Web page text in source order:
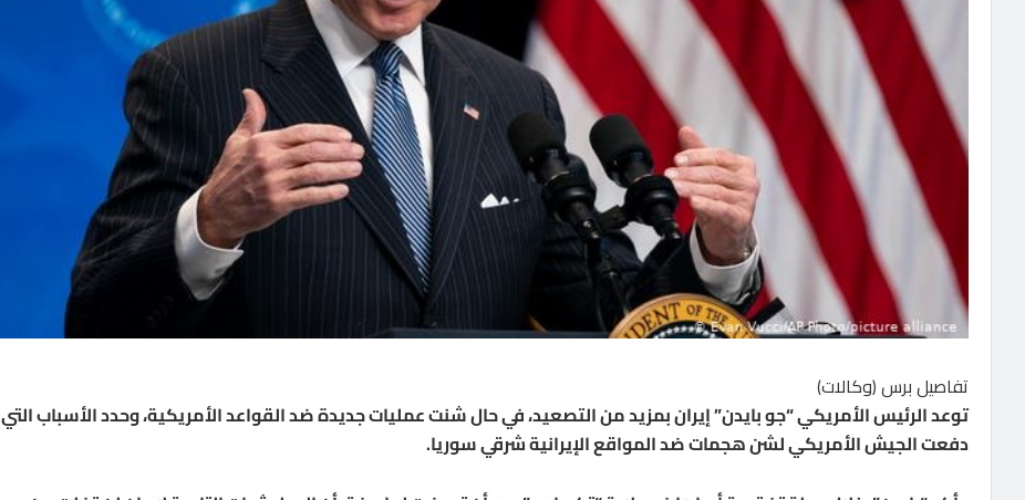
تفاصيل برس (وكالات)
توعد الرئيس الأمريكي “جو بايدن” إيران بمزيد من التصعيد، في حال شنت عمليات جديدة ضد القواعد الأمريكية، وحدد الأسباب التي
دفعت الجيش الأمريكي لشن هجمات ضد المواقع الإيرانية شرقي سوريا.